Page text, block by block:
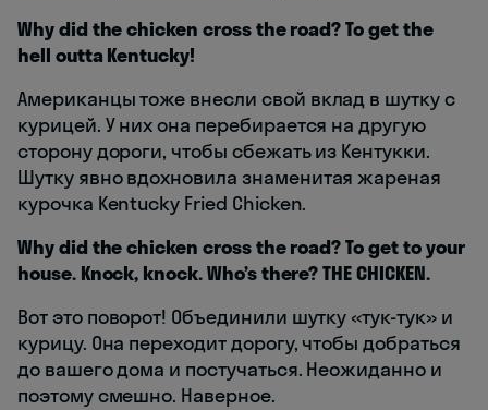
Why did the chicken cross the road?To get the
hell outta Kentucky!
Американцы тоже внесли свой вклад в шутку с
курицей. У них она перебирается на другую
сторону дороги, чтобы сбежать из Кентукки.
Шутку явно вдохновила знаменитая жареная
курочка Kentucky Fried Chicken.
Why did the chicken cross the road? To get to your
house. Knock, knock. Who’s there? THE CHICKEN.
Вот это поворот! Объединили шутку «тук-тук» и
курицу. Она переходит дорогу, чтобы добраться
до вашего дома и постучаться. Неожиданно и
поэтому смешно. Наверное.